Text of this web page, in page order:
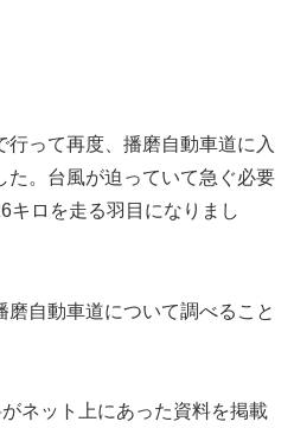
って再度、播磨自動車道に入
た。台風が迫っていて急ぐ必要
キロを走る羽目になりまし
自動車道について調べること
ネット上にあった資料を掲載